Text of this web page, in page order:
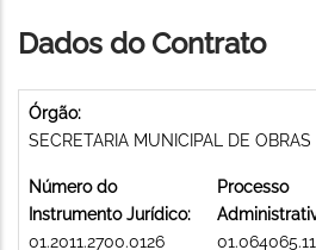
Dados do Contrato
Órgão:
SECRETARIA MUNICIPAL DE
Número do
Instrumento Jurídico:
01.2011.2700.0126
Processo